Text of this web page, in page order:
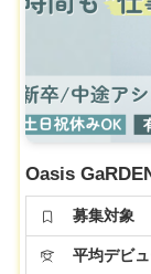
Oasis
募集対象
平均デビ